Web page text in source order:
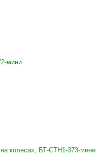
мини
колесах, БТ-СТН1-373-мини